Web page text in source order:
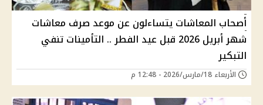
أصحاب المعاشات يتساءلون عن موعد صرف معاشات
شهر أبريل 2026 قبل عيد الفطر .. التأمينات تنفي
التبكير
الأربعاء 18/مارس/2026 - 12:48 م